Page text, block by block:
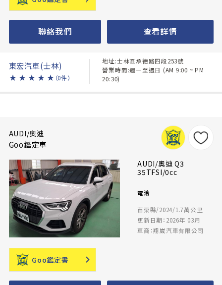
聯絡我們 查看詳情
東宏汽車(士林)
★ ★ ★ ★ ★ （0件）
地址:士林區承德路四段253號
營業時間:週一至週日 (AM 9:00 ~ PM
20:30)
AUDI/奧迪
Goo鑑定車
AUDI/奧迪 Q3
35TFSI/0cc
電洽
苗栗縣/2024/1.7萬公里
更新日期：2026年 03月
車商：翔崴汽車有限公司
Goo鑑定書